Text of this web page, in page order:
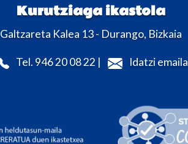
Kurutziaga ikastola
Galtzareta Kalea 13 - Durango, Bizkaia
Tel. 946 20 08 22 | Idatzi emaila